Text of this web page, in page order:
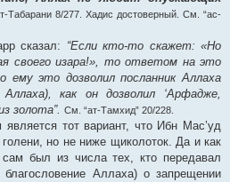
Табарани 8/277. Хадис достоверный. См. “ас-
сказал: “Если кто-то скажет: «Но
своего изара!», то ответом на это
это дозволил посланник Аллаха
как он дозволил ‘Арфадже,
золота”. См. “ат-Тамхид” 20/228.
тот вариант, что Ибн Мас’уд
но не ниже щиколоток. Да и как
был из числа тех, кто передавал
Аллаха) о запрещении